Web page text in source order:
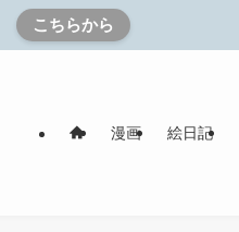
こちらから
漫画 絵日記